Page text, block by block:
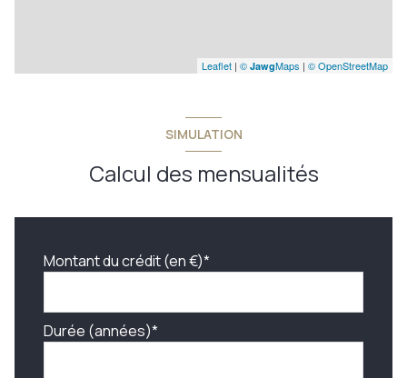
Leaflet | © JawgMaps | © OpenStreetMap
SIMULATION
Calcul des mensualités
Montant du crédit (en €)*
Durée (années)*